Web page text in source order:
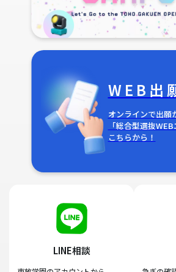
WEB出
オンラインで出願
「総合型選抜
こちらから！
LINE相談